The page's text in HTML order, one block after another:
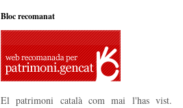
Bloc recomanat
El patrimoni català com mai l'has vist.